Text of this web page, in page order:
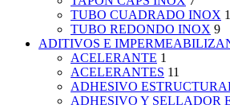
TUBO CUADRADO INOX 1
TUBO REDONDO INOX 9
ADITIVOS E
ACELERANTE 1
ACELERANTES 11
ADHESIVO
ADHESIVO Y SELLADOR